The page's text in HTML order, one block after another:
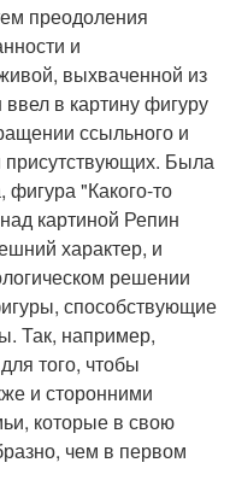
преодоления
и
выхваченной из
в картину фигуру
ссыльного и
присутствующих. Была
фигура "Какого-то
картиной Репин
характер, и
решении
способствующие
Так, например,
того, чтобы
и сторонними
которые в свою
чем в первом